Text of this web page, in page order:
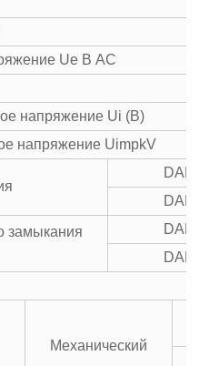
Ue В AC
напряжение Ui (В)
напряжение UimpkV
замыкания
Механический